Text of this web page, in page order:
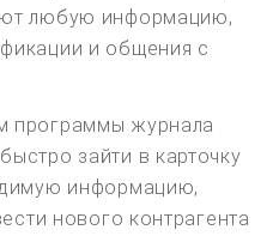
любую информацию,
и общения с
программы журнала
зайти в карточку
информацию,
нового контрагента